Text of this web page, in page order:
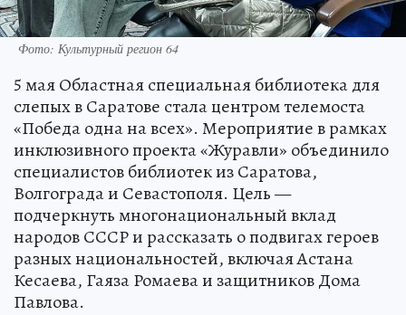
Фото: Культурный регион 64
5 мая Областная специальная библиотека для
слепых в Саратове стала центром телемоста
«Победа одна на всех». Мероприятие в рамках
инклюзивного проекта «Журавли» объединило
специалистов библиотек из Саратова,
Волгограда и Севастополя. Цель —
подчеркнуть многонациональный вклад
народов СССР и рассказать о подвигах героев
разных национальностей, включая Астана
Кесаева, Гаяза Ромаева и защитников Дома
Павлова.